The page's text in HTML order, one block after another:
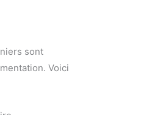
sont
Voici